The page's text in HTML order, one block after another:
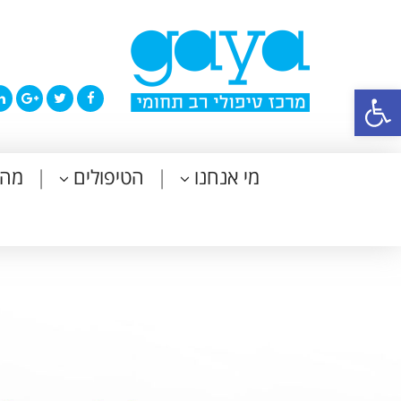
פתח סרגל נגישות
מי אנחנו הטיפולים